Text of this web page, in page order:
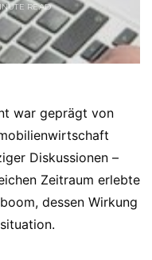
READ
war geprägt von
Diskussionen –
Zeitraum erlebte
dessen Wirkung